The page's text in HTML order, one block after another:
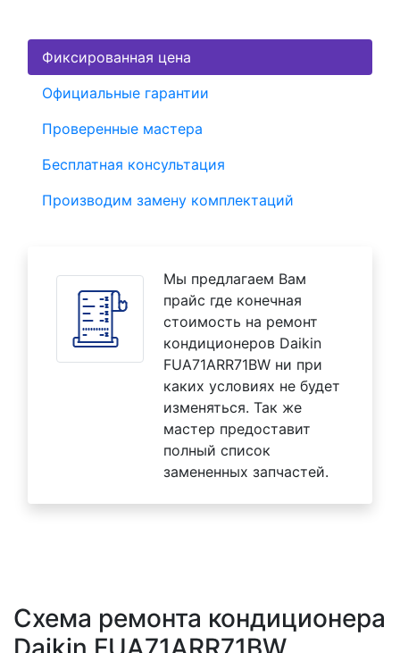
Фиксированная цена
Официальные гарантии
Проверенные мастера
Бесплатная консультация
Производим замену комплектаций
Мы предлагаем Вам
прайс где конечная
стоимость на ремонт
кондиционеров Daikin
FUA71ARR71BW ни при
каких условиях не будет
изменяться. Так же
мастер предоставит
полный список
замененных запчастей.
Схема ремонта кондиционера